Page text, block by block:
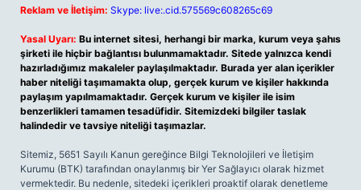
Reklam ve İletişim: Skype: live:.cid.575569c608265c69
Yasal Uyarı: Bu internet sitesi, herhangi bir marka, kurum veya şahıs
şirketi ile hiçbir bağlantısı bulunmamaktadır. Sitede yalnızca kendi
hazırladığımız makaleler paylaşılmaktadır. Burada yer alan içerikler
haber niteliği taşımamakta olup, gerçek kurum ve kişiler hakkında
paylaşım yapılmamaktadır. Gerçek kurum ve kişiler ile isim
benzerlikleri tamamen tesadüfidir. Sitemizdeki bilgiler taslak
halindedir ve tavsiye niteliği taşımazlar.
Sitemiz, 5651 Sayılı Kanun gereğince Bilgi Teknolojileri ve İletişim
Kurumu (BTK) tarafından onaylanmış bir Yer Sağlayıcı olarak hizmet
vermektedir. Bu nedenle, sitedeki içerikleri proaktif olarak denetleme